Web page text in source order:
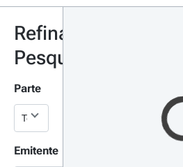
Refinar
Pesquisa
Parte
Emitente